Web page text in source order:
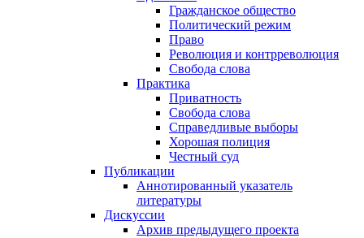
Гражданское общество
Политический режим
Право
Революция и контрреволюция
Свобода слова
Практика
Приватность
Свобода слова
Справедливые выборы
Хорошая полиция
Честный суд
Публикации
Аннотированный указатель
литературы
Дискуссии
Архив предыдущего проекта